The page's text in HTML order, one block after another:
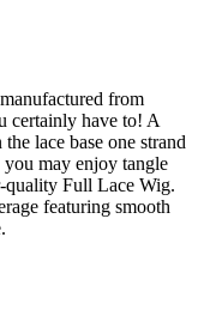
from
certainly have to! A
lace base one strand
may enjoy tangle
quality Full Lace Wig.
featuring smooth